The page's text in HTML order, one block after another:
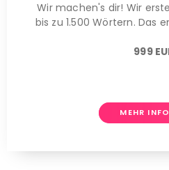
Wir machen's dir! Wir
bis zu 1.500 Wörtern. Das
999
MEHR